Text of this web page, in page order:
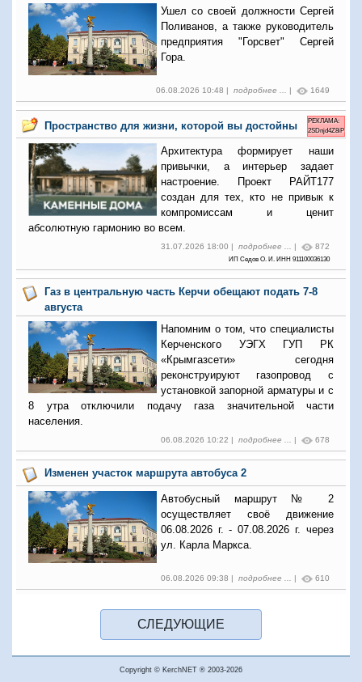
Ушел со своей должности Сергей
Поливанов, а также руководитель
предприятия "Горсвет" Сергей
Гора.
06.08.2026 10:48 | подробнее ... | 1649
Пространство для жизни, которой вы достойны
РЕКЛАМА:
2SDnjd4Z8iP
Архитектура формирует наши
привычки, а интерьер задает
настроение. Проект РАЙТ177
создан для тех, кто не привык к
компромиссам и ценит
абсолютную гармонию во всем.
31.07.2026 18:00 | подробнее ... | 872
ИП Седов О. И. ИНН 911100036130
Газ в центральную часть Керчи обещают подать 7-8
августа
Напомним о том, что специалисты
Керченского УЭГХ ГУП РК
«Крымгазсети» сегодня
реконструируют газопровод с
установкой запорной арматуры и с
8 утра отключили подачу газа значительной части
населения.
06.08.2026 10:22 | подробнее ... | 678
Изменен участок маршрута автобуса 2
Автобусный маршрут № 2
осуществляет своё движение
06.08.2026 г. - 07.08.2026 г. через
ул. Карла Маркса.
06.08.2026 09:38 | подробнее ... 610
Copyright © KerchNET ® 2003-2026